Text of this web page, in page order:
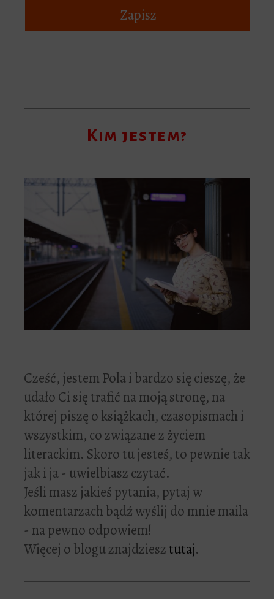
Kim jestem?
Cześć, jestem Pola i bardzo się cieszę, że
udało Ci się trafić na moją stronę, na
której piszę o książkach, czasopismach i
wszystkim, co związane z życiem
literackim. Skoro tu jesteś, to pewnie tak
jak i ja - uwielbiasz czytać.
Jeśli masz jakieś pytania, pytaj w
komentarzach bądź wyślij do mnie maila
- na pewno odpowiem!
Więcej o blogu znajdziesztutaj.